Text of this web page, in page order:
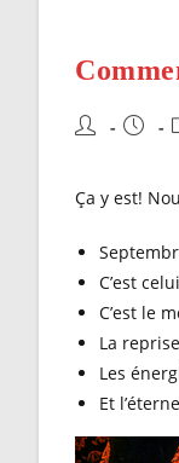
Auteur/
publication :
Ça y est!
C’est
C’est le
La
Les
Et